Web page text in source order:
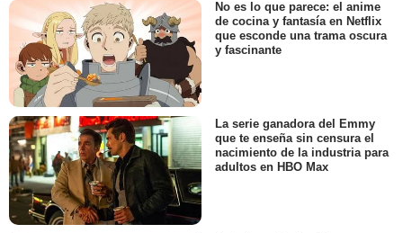
No es lo que parece: el anime
de cocina y fantasía en Netflix
que esconde una trama oscura
y fascinante
La serie ganadora del Emmy
que te enseña sin censura el
nacimiento de la industria para
adultos en HBO Max